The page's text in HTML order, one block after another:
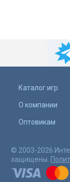
Каталог игр
О компании
Оптовикам
© 2003-2026
защищены.